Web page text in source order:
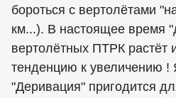
бороться с вертолётами
км...). В настоящее время
вертолётных ПТРК растёт
тенденцию к увеличению !
"Деривация" пригодится